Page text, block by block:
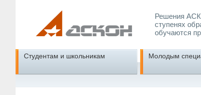
Решения
ступенях
обучаются
Студентам и школьникам Молодым